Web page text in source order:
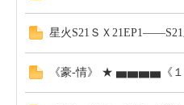
星火S21ＳＸ
《豪-情》 ★ ▅▅▅▅《